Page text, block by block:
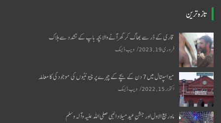
تازہ ترین
قاری کے ڈر سے بھاگ کر گھر آنے والا بچہ باپ کے تشدد سے ہلاک
فروری 19, 2023 ویب ڈیسک
میو اسپتال میں 7 دن کے بچے کے چہرے پر چیونٹیوں کی موجودگی کا معاملہ
اکتوبر 15, 2022 ویب ڈیسک
ماہ ربیع الاول اور جشنِ عید میلاد النبی صلی اللہ علیہ وآلہ وسلم